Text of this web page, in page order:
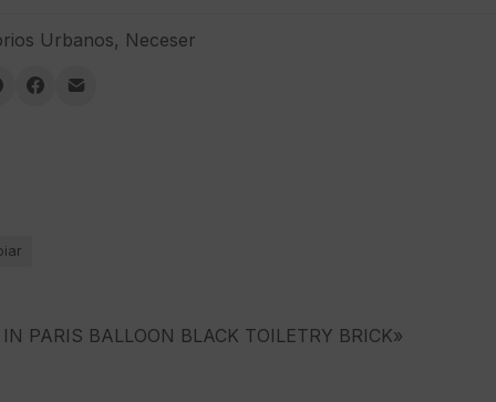
PARIS BALLOON BLACK TOILETRY BRICK»
Urbanos, Neceser